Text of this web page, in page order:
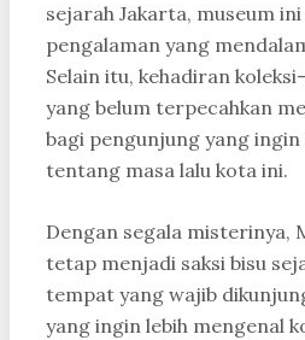
sejarah Jakarta, museum
pengalaman yang
Selain itu, kehadiran
yang belum terpecahkan
bagi pengunjung yang
tentang masa lalu kota ini.
Dengan segala misterinya,
tetap menjadi saksi bisu
tempat yang wajib
yang ingin lebih mengenal